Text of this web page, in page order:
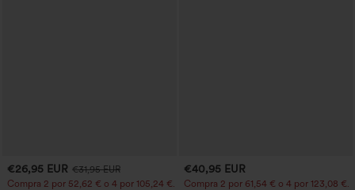
€26,95 EUR €31,95 EUR
Compra 2 por 52,62 € o 4 por 105,24 €.
€40,95 EUR
Compra 2 por 61,54 € o 4 por 123,08 €.